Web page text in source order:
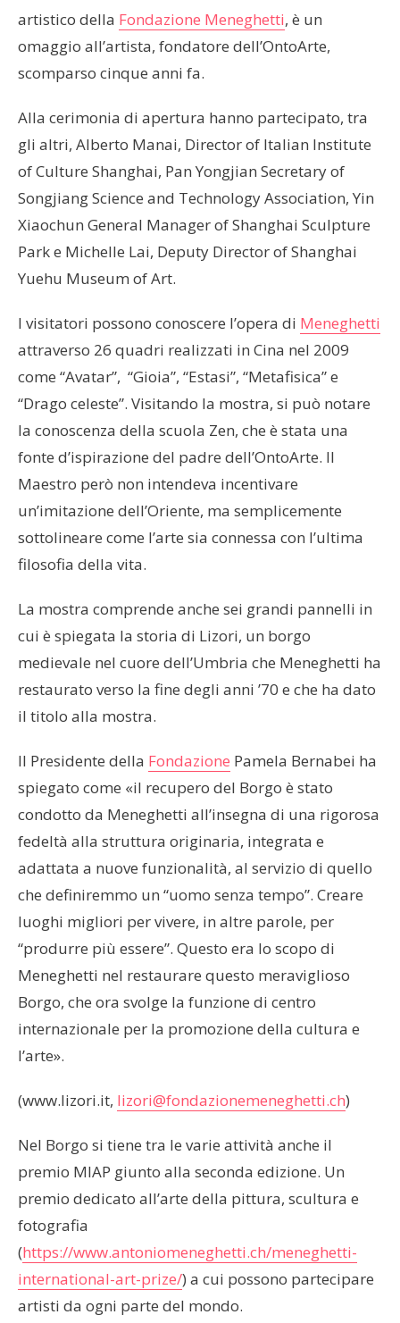
artistico della Fondazione Meneghetti, è un
omaggio all’artista, fondatore dell’OntoArte,
scomparso cinque anni fa.
Alla cerimonia di apertura hanno partecipato, tra
gli altri, Alberto Manai, Director of Italian Institute
of Culture Shanghai, Pan Yongjian Secretary of
Songjiang Science and Technology Association, Yin
Xiaochun General Manager of Shanghai Sculpture
Park e Michelle Lai, Deputy Director of Shanghai
Yuehu Museum of Art.
I visitatori possono conoscere l’opera di Meneghetti
attraverso 26 quadri realizzati in Cina nel 2009
come “Avatar”, “Gioia”, “Estasi”, “Metafisica” e
“Drago celeste”. Visitando la mostra, si può notare
la conoscenza della scuola Zen, che è stata una
fonte d’ispirazione del padre dell’OntoArte. Il
Maestro però non intendeva incentivare
un’imitazione dell’Oriente, ma semplicemente
sottolineare come l’arte sia connessa con l’ultima
filosofia della vita.
La mostra comprende anche sei grandi pannelli in
cui è spiegata la storia di Lizori, un borgo
medievale nel cuore dell’Umbria che Meneghetti ha
restaurato verso la fine degli anni ’70 e che ha dato
il titolo alla mostra.
Il Presidente della Fondazione Pamela Bernabei ha
spiegato come «il recupero del Borgo è stato
condotto da Meneghetti all’insegna di una rigorosa
fedeltà alla struttura originaria, integrata e
adattata a nuove funzionalità, al servizio di quello
che definiremmo un “uomo senza tempo”. Creare
luoghi migliori per vivere, in altre parole, per
“produrre più essere”. Questo era lo scopo di
Meneghetti nel restaurare questo meraviglioso
Borgo, che ora svolge la funzione di centro
internazionale per la promozione della cultura e
l’arte».
(www.lizori.it, lizori@fondazionemeneghetti.ch)
Nel Borgo si tiene tra le varie attività anche il
premio MIAP giunto alla seconda edizione. Un
premio dedicato all’arte della pittura, scultura e
fotografia
(https://www.antoniomeneghetti.ch/meneghetti-
international-art-prize/) a cui possono partecipare
artisti da ogni parte del mondo.